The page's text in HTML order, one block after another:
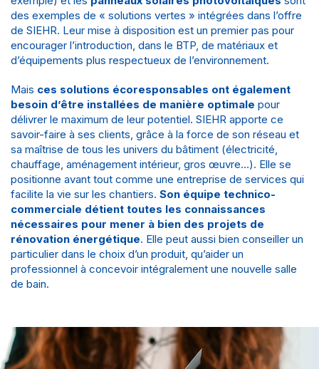
des exemples de « solutions vertes » intégrées dans l’offre
de SIEHR. Leur mise à disposition est un premier pas pour
encourager l’introduction, dans le BTP, de matériaux et
d’équipements plus respectueux de l’environnement.
Mais ces solutions écoresponsables ont également
besoin d’être installées de manière optimale pour
délivrer le maximum de leur potentiel. SIEHR apporte ce
savoir-faire à ses clients, grâce à la force de son réseau et
sa maîtrise de tous les univers du bâtiment (électricité,
chauffage, aménagement intérieur, gros œuvre…). Elle se
positionne avant tout comme une entreprise de services qui
facilite la vie sur les chantiers. Son équipe technico-
commerciale détient toutes les connaissances
nécessaires pour mener à bien des projets de
rénovation énergétique. Elle peut aussi bien conseiller un
particulier dans le choix d’un produit, qu’aider un
professionnel à concevoir intégralement une nouvelle salle
de bain.